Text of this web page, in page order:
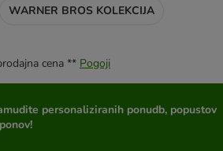
WARNER BROS KOLEKCIJA
cena ** Pogoji
personaliziranih ponudb, popustov